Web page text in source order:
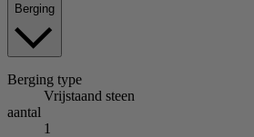
Berging
Berging type
Vrijstaand steen
aantal
1